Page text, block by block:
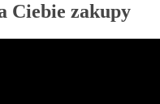
Ciebie zakupy